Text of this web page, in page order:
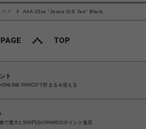
A4A 25ss "Jesus S/S Tee" Black
ト
ONLINE PARCOで貯まる＆使える
で最大1,500円分のPARCOポイント進呈